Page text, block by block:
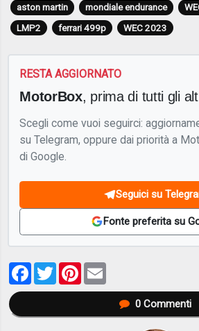
aston martin
mondiale endurance
LMP2
ferrari 499p WEC 2023
RESTA AGGIORNATO
MotorBox, prima di tutti gli
Scegli come vuoi seguirci:
su Telegram, oppure dai priorità a
di Google.
Seguici su
Fonte preferita su
Facebook
TwitterPinterest
0Commenti